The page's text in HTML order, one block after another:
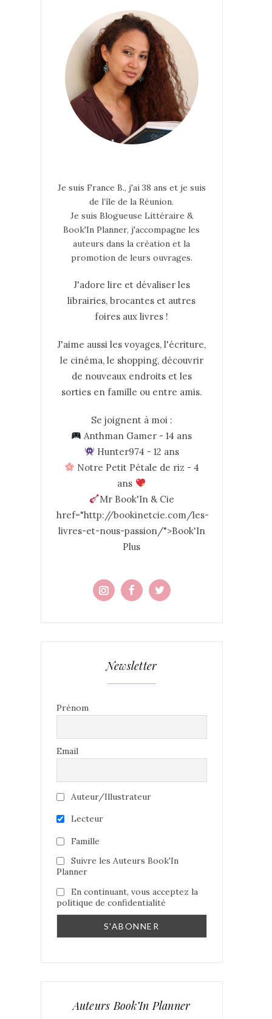
Je suis France B., j'ai 38 ans et je suis
de l’île de la Réunion.
Je suis Blogueuse Littéraire &
Book'In Planner, j'accompagne les
auteurs dans la création et la
promotion de leurs ouvrages.
J'adore lire et dévaliser les
librairies, brocantes et autres
foires aux livres !
J'aime aussi les voyages, l'écriture,
le cinéma, le shopping, découvrir
de nouveaux endroits et les
sorties en famille ou entre amis.
Se joignent à moi :
Anthman Gamer - 14 ans
Hunter974 - 12 ans
Notre Petit Pétale de riz - 4
ans
Mr Book'In & Cie
href="http://bookinetcie.com/les-
livres-et-nous-passion/">Book'In
Plus
Newsletter
Prénom
Email
Auteur/Illustrateur
Lecteur
Famille
Suivre les Auteurs Book'In
Planner
En continuant, vous acceptez la
politique de confidentialité
Auteurs Book’In Planner